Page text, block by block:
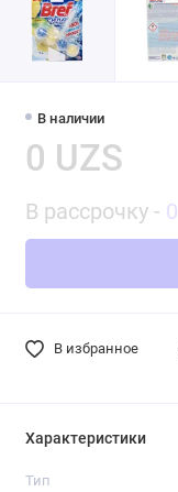
В наличии
0 UZS
В рассрочку - 0
В избранное
Характеристики
Тип